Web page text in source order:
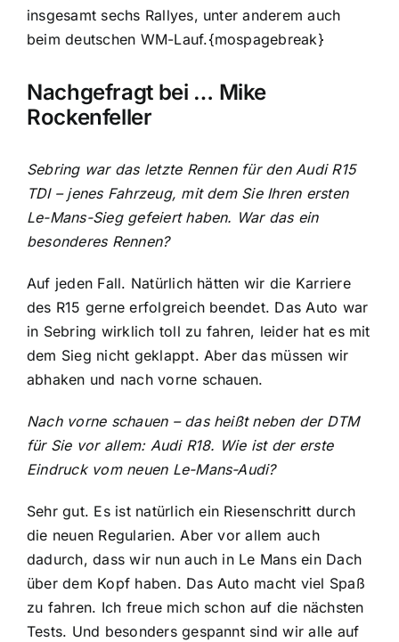
insgesamt sechs Rallyes, unter anderem auch
beim deutschen WM-Lauf.{mospagebreak}
Nachgefragt bei … Mike
Rockenfeller
Sebring war das letzte Rennen für den Audi R15
TDI – jenes Fahrzeug, mit dem Sie Ihren ersten
Le-Mans-Sieg gefeiert haben. War das ein
besonderes Rennen?
Auf jeden Fall. Natürlich hätten wir die Karriere
des R15 gerne erfolgreich beendet. Das Auto war
in Sebring wirklich toll zu fahren, leider hat es mit
dem Sieg nicht geklappt. Aber das müssen wir
abhaken und nach vorne schauen.
Nach vorne schauen – das heißt neben der DTM
für Sie vor allem: Audi R18. Wie ist der erste
Eindruck vom neuen Le-Mans-Audi?
Sehr gut. Es ist natürlich ein Riesenschritt durch
die neuen Regularien. Aber vor allem auch
dadurch, dass wir nun auch in Le Mans ein Dach
über dem Kopf haben. Das Auto macht viel Spaß
zu fahren. Ich freue mich schon auf die nächsten
Tests. Und besonders gespannt sind wir alle auf